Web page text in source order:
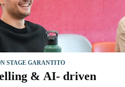
STAGE GARANTITO
& AI- driven